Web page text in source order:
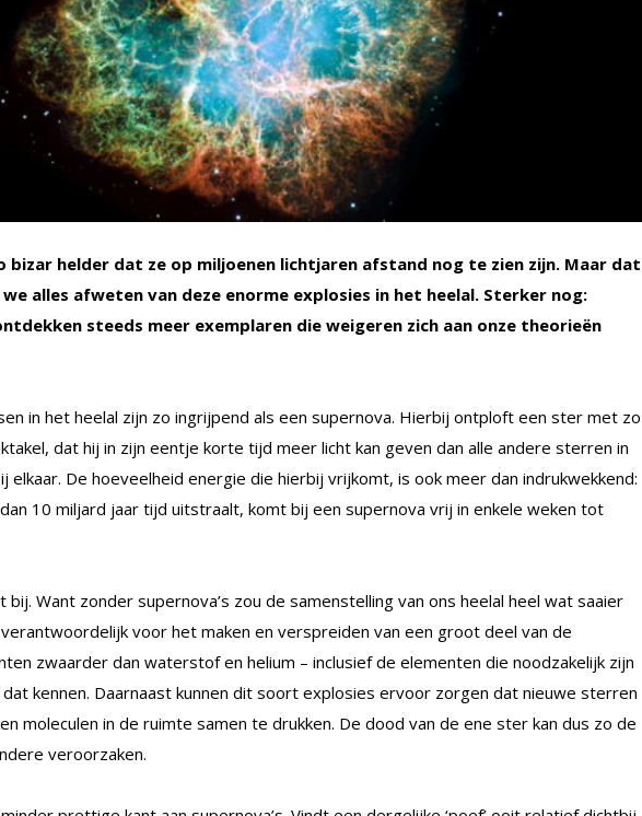
bizar helder dat ze op miljoenen lichtjaren afstand nog te zien zijn. Maar dat
alles afweten van deze enorme explosies in het heelal. Sterker nog:
steeds meer exemplaren die weigeren zich aan onze theorieën
in het heelal zijn zo ingrijpend als een supernova. Hierbij ontploft een ster met zo
dat hij in zijn eentje korte tijd meer licht kan geven dan alle andere sterren in
elkaar. De hoeveelheid energie die hierbij vrijkomt, is ook meer dan indrukwekkend:
10 miljard jaar tijd uitstraalt, komt bij een supernova vrij in enkele weken tot
bij. Want zonder supernova’s zou de samenstelling van ons heelal heel wat saaier
verantwoordelijk voor het maken en verspreiden van een groot deel van de
zwaarder dan waterstof en helium – inclusief de elementen die noodzakelijk zijn
kennen. Daarnaast kunnen dit soort explosies ervoor zorgen dat nieuwe sterren
moleculen in de ruimte samen te drukken. De dood van de ene ster kan dus zo de
veroorzaken.